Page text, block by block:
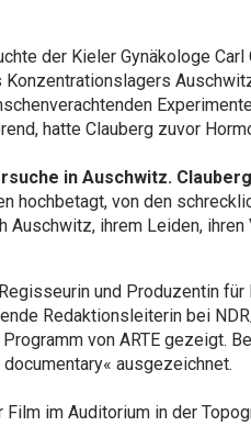
der Kieler Gynäkologe
Konzentrationslagers
hatte Clauberg zuvor
in Auschwitz.
hochbetagt, von den
Auschwitz, ihrem Leiden,
und Produzentin
Redaktionsleiterin bei
von ARTE gezeigt.
ausgezeichnet.
im Auditorium in der